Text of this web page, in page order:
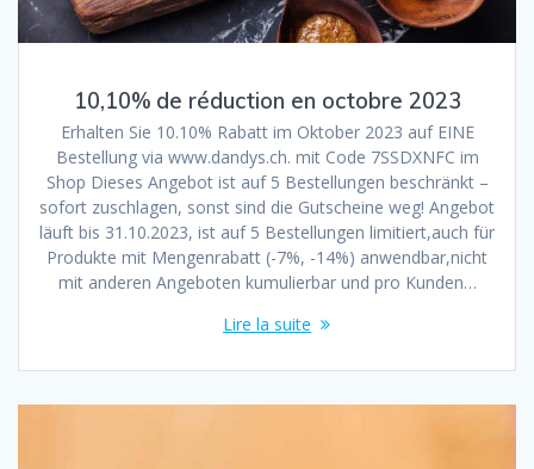
10,10% de réduction en octobre 2023
Erhalten Sie 10.10% Rabatt im Oktober 2023 auf EINE
Bestellung via www.dandys.ch. mit Code 7SSDXNFC im
Shop Dieses Angebot ist auf 5 Bestellungen beschränkt –
sofort zuschlagen, sonst sind die Gutscheine weg! Angebot
läuft bis 31.10.2023, ist auf 5 Bestellungen limitiert,auch für
Produkte mit Mengenrabatt (-7%, -14%) anwendbar,nicht
mit anderen Angeboten kumulierbar und pro Kunden…
Lire la suite